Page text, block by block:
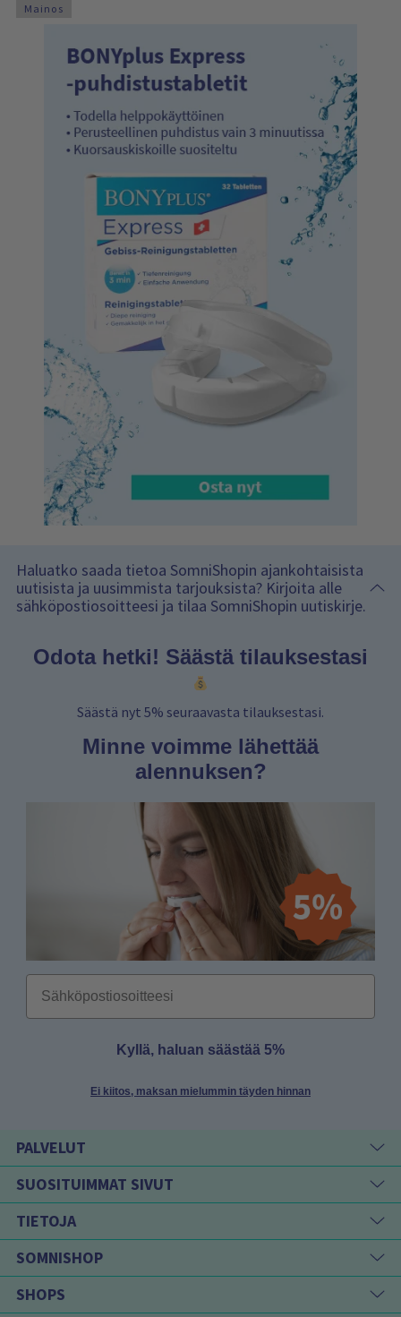
Mainos
Haluatko saada tietoa SomniShopin ajankohtaisista
uutisista ja uusimmista tarjouksista? Kirjoita alle
sähköpostiosoitteesi ja tilaa SomniShopin uutiskirje.
Odota hetki! Säästä tilauksestasi
Säästä nyt 5% seuraavasta tilauksestasi.
Minne voimme lähettää
alennuksen?
Email
Kyllä, haluan säästää 5%
Ei kiitos, maksan mielummin täyden hinnan
PALVELUT
SUOSITUIMMAT SIVUT
TIETOJA
SOMNISHOP
SHOPS